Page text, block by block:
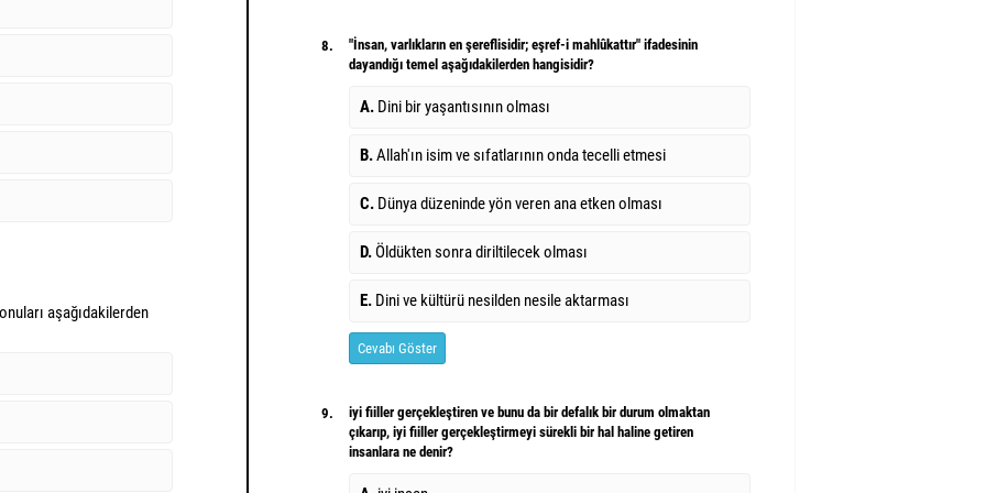
aşağıdakilerden
8.
"İnsan, varlıkların en şereflisidir; eşref-i mahlûkattır" ifadesinin
dayandığı temel aşağıdakilerden hangisidir?
A. Dini bir yaşantısının olması
B.Allah'ın isim ve sıfatlarının onda tecelli etmesi
C. Dünya düzeninde yön veren ana etken olması
D. Öldükten sonra diriltilecek olması
E. Dini ve kültürü nesilden nesile aktarması
Cevabı Göster
9.
iyi fiiller gerçekleştiren ve bunu da bir defalık bir durum olmaktan
çıkarıp, iyi fiiller gerçekleştirmeyi sürekli bir hal haline getiren
insanlara ne denir?